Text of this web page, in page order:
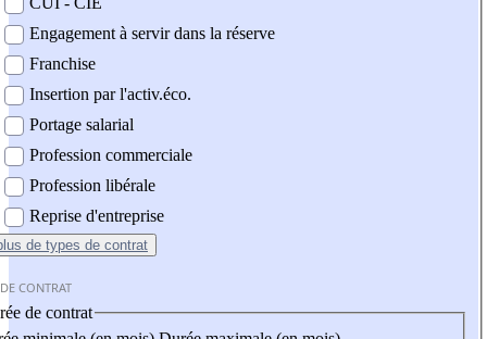
Engagement à servir dans la réserve
Franchise
Insertion par l'activ.éco.
Portage salarial
Profession commerciale
Profession libérale
Reprise d'entreprise
de types de contrat
CONTRAT
de contrat